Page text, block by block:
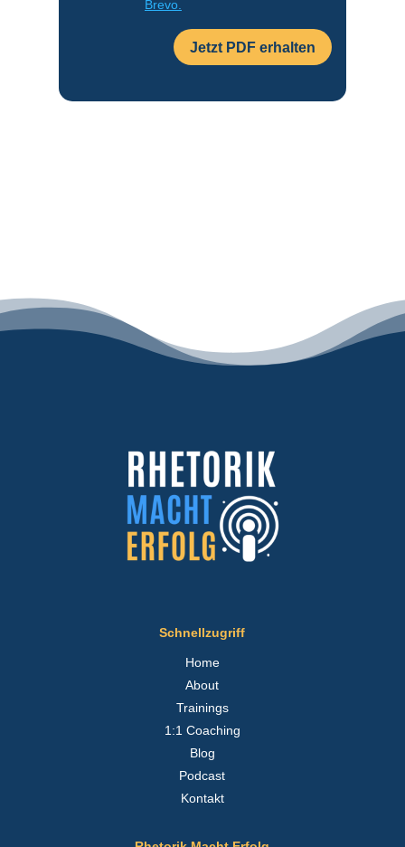
Schnellzugriff
Home
About
Trainings
1:1 Coaching
Blog
Podcast
Kontakt